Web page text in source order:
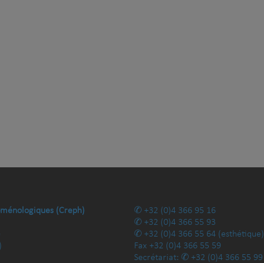
(Creph)
+32 (0)4 366 95 16
+32 (0)4 366 55 93
+32 (0)4 366 55 64 (esthétique)
Fax +32 (0)4 366 55 59
Secrétariat:
+32 (0)4 366 55 99